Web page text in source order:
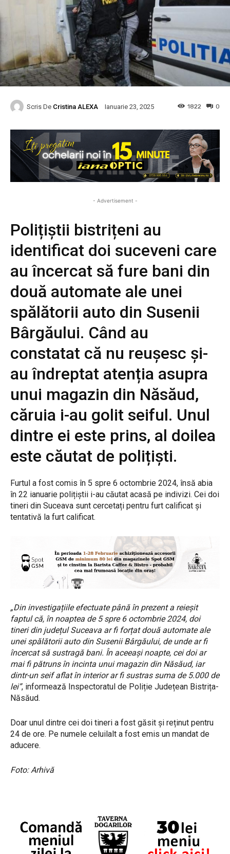
Scris De Cristina ALEXA Ianuarie 23, 2025 0
1822
- Advertisement -
Polițiștii bistrițeni au
identificat doi suceveni care
au încercat să fure bani din
două automate ale unei
spălătorii auto din Susenii
Bârgăului. Când au
constatat că nu reușesc și-
au îndreptat atenția asupra
unui magazin din Năsăud,
căruia i-au golit seiful. Unul
dintre ei este prins, al doilea
este căutat de polițiști.
Furtul a fost comis în 5 spre 6 octombrie 2024, însă abia
în 22 ianuarie polițiștii i-au căutat acasă pe indivizi. Cei doi
tineri din Suceava sunt cercetați pentru furt calificat și
tentativă la furt calificat.
„Din investigațiile efectuate până în prezent a reieșit
faptul că, în noaptea de 5 spre 6 octombrie 2024, doi
tineri din județul Suceava ar fi forțat două automate ale
unei spălătorii auto din Susenii Bârgăului, de unde ar fi
încercat să sustragă bani. În aceeași noapte, cei doi ar
mai fi pătruns în incinta unui magazin din Năsăud, iar
dintr-un seif aflat în interior ar fi sustras suma de 5.000 de
lei”, informează Inspectoratul de Poliție Județean Bistrița-
Năsăud.
Doar unul dintre cei doi tineri a fost găsit și reținut pentru
24 de ore. Pe numele celuilalt a fost emis un mandat de
aducere.
Foto: Arhivă